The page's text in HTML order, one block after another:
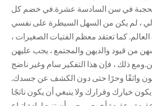
محجبة في سن السادسة عشرة.في خضم كل
، لم يكن من السهل السيطرة على نفسي
العالم. كما تعتقد معظم الفتيات الصغيرات ،
من قيود والديهن والمجتمع ، يجب عليهن
ذلك ، فإن هذا التفكير سام وغير ناضج
واثقًا وحرًا حتى دون الكشف عن جسدك.
خيارك وقرارك ولا ينبغي أن يكون ناتجًا